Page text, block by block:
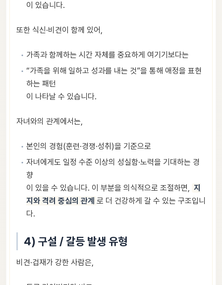
이 있습니다.
또한 식신·비견이 함께 있어,
가족과 함께하는 시간 자체를 중요하게 여기기보다는
“가족을 위해 일하고 성과를 내는 것”을 통해 애정을 표현
하는 패턴
이 나타날 수 있습니다.
자녀와의 관계에서는,
본인의 경험(훈련·경쟁·성취)을 기준으로
자녀에게도 일정 수준 이상의 성실함·노력을 기대하는 경
향
이 있을 수 있습니다. 이 부분을 의식적으로 조절하면, 지
지와 격려 중심의 관계 로 더 건강하게 갈 수 있는 구조입니
다.
4) 구설 / 갈등 발생 유형
비견·겁재가 강한 사람은,